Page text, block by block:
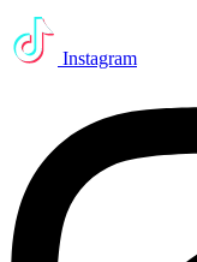
Instagram